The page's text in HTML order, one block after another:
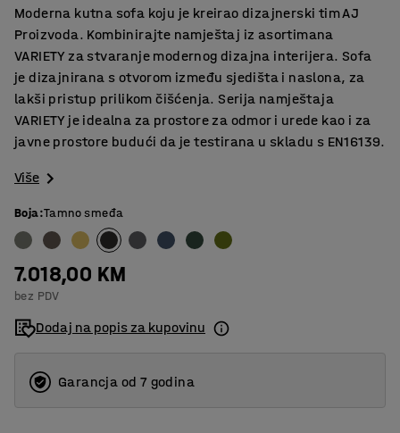
Moderna kutna sofa koju je kreirao dizajnerski tim AJ
Proizvoda. Kombinirajte namještaj iz asortimana
VARIETY za stvaranje modernog dizajna interijera. Sofa
je dizajnirana s otvorom između sjedišta i naslona, za
lakši pristup prilikom čišćenja. Serija namještaja
VARIETY je idealna za prostore za odmor i urede kao i za
javne prostore budući da je testirana u skladu s EN16139.
Više
Boja:Tamno smeđa
7.018,00 KM
bez PDV
Dodaj na popis za kupovinu
Garancja od 7 godina